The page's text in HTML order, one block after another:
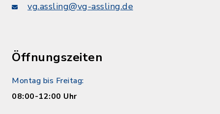
vg.assling@vg-assling.de
Öffnungszeiten
Montag bis Freitag:
08:00-12:00 Uhr